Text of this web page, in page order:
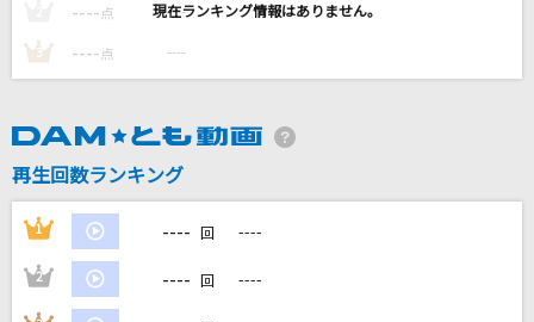
夏空
スピッツ
---- 点 ----
3 ---- 点 ----
再生回数ランキング
1 ---- 回 ----
2 ---- 回 ----